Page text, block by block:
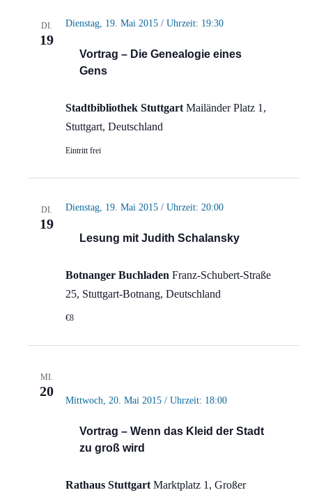
DI.
19
Vortrag – Die Genealogie eines
Gens
Dienstag, 19. Mai 2015 / Uhrzeit: 19:30
Stadtbibliothek Stuttgart Mailänder Platz 1,
Stuttgart, Deutschland
Eintritt frei
DI.
19
Lesung mit Judith Schalansky
Dienstag, 19. Mai 2015 / Uhrzeit: 20:00
Botnanger Buchladen Franz-Schubert-Straße
25, Stuttgart-Botnang, Deutschland
€8
MI.
20
Vortrag – Wenn das Kleid der Stadt
zu groß wird
Mittwoch, 20. Mai 2015 / Uhrzeit: 18:00
Rathaus Stuttgart Marktplatz 1, Großer